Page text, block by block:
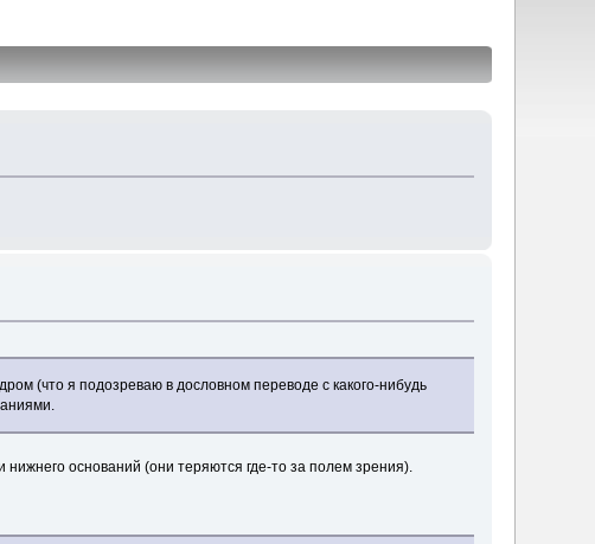
(что я подозреваю в дословном переводе с какого-нибудь
оснований (они теряются где-то за полем зрения).